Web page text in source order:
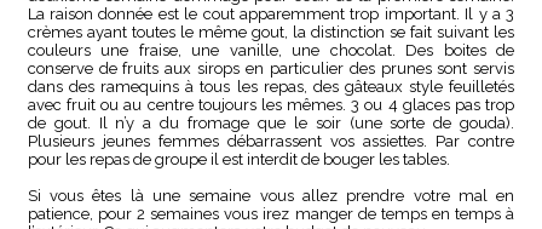
La raison donnée est le cout apparemment trop important. Il y a 3
crèmes ayant toutes le même gout, la distinction se fait suivant les
couleurs une fraise, une vanille, une chocolat. Des boites de
conserve de fruits aux sirops en particulier des prunes sont servis
dans des ramequins à tous les repas, des gâteaux style feuilletés
avec fruit ou au centre toujours les mêmes. 3 ou 4 glaces pas trop
de gout. Il n’y a du fromage que le soir (une sorte de gouda).
Plusieurs jeunes femmes débarrassent vos assiettes. Par contre
pour les repas de groupe il est interdit de bouger les tables.
Si vous êtes là une semaine vous allez prendre votre mal en
patience, pour 2 semaines vous irez manger de temps en temps à